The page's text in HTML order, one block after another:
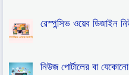
রেস্পন্সিভ ওয়েব ডিজাইন
নিউজ পোর্টালের বা